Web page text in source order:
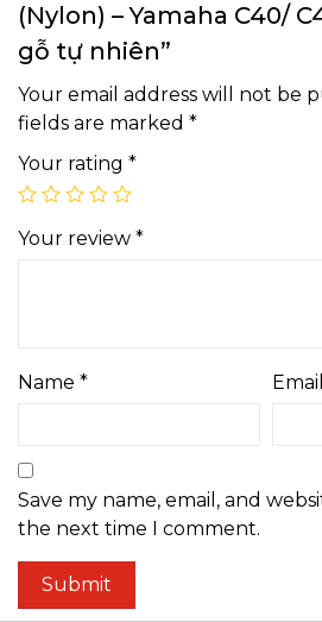
(Nylon) – Yamaha C40/
gỗ tự nhiên”
Your email address will not be
fields are marked *
Your rating *
Your review *
Name * Email
Save my name, email, and
the next time I comment.